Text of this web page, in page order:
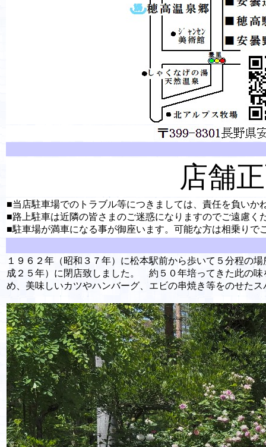
店舗
■当店駐車場でのトラブル等につきましては、責任を負いか
■路上駐車は近隣の皆さまのご迷惑になりますのでご遠慮く
■駐車場が満車になる事が御座います。可能な方は相乗りで
１９６２年（昭和３７年）に松本駅前から歩いて５分程の
成２５年）に閉店致しました。 約５０年培ってきた此の
め、美味しいカツやハンバーグ、エビの串焼き等をのせた